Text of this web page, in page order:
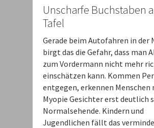
Unscharfe Buchstaben
Tafel
Gerade beim Autofahren in der
birgt das die Gefahr, dass man
zum Vordermann nicht mehr
einschätzen kann. Kommen
entgegen, erkennen Menschen
Myopie Gesichter erst deutlich
Normalsehende. Kindern und
Jugendlichen fällt das